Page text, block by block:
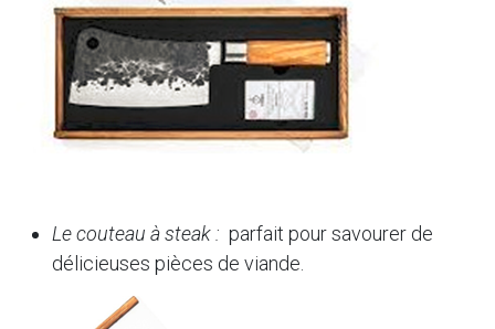
Le couteau à steak : parfait pour savourer de
délicieuses pièces de viande.